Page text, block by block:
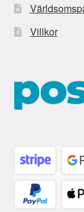
Villkor